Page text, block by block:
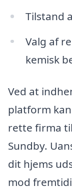
Tilstand
Valg af
kemisk
Ved at
platform
rette firma
Sundby.
dit hjems
mod